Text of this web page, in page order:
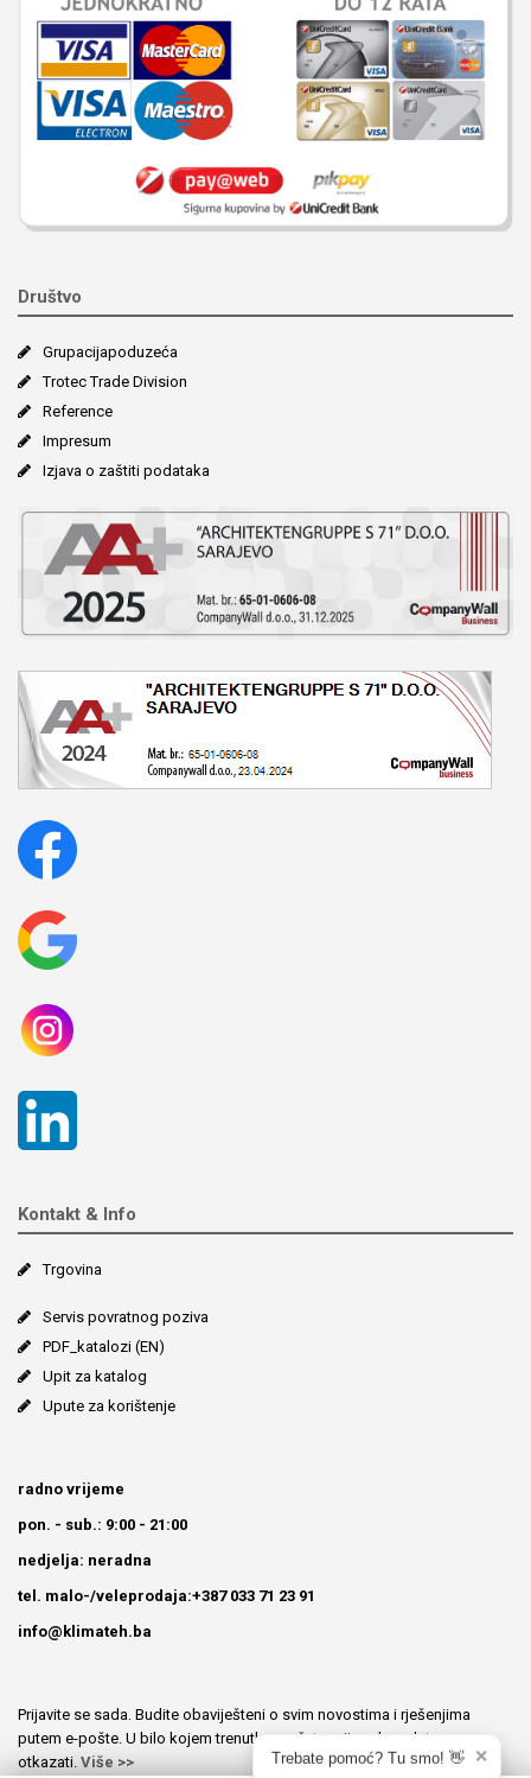
Društvo
Grupacija­poduzeća
Trotec Trade Division
Reference
Impresum
Izjava o zaštiti podataka
Kontakt & Info
Trgovina
Servis povratnog poziva
PDF_katalozi (EN)
Upit za katalog
Upute za korištenje
radno vrijeme
pon. - sub.: 9:00 - 21:00
nedjelja: neradna
tel. malo-/veleprodaja:+387 033 71 23 91
info@klimateh.ba
Prijavite se sada. Budite obaviješteni o svim novostima i rješenjima
putem e-pošte. U bilo kojem trenutku možete prijavu besplatno
otkazati. Više >> Trebate pomoć? Tu smo! 👋 ✕